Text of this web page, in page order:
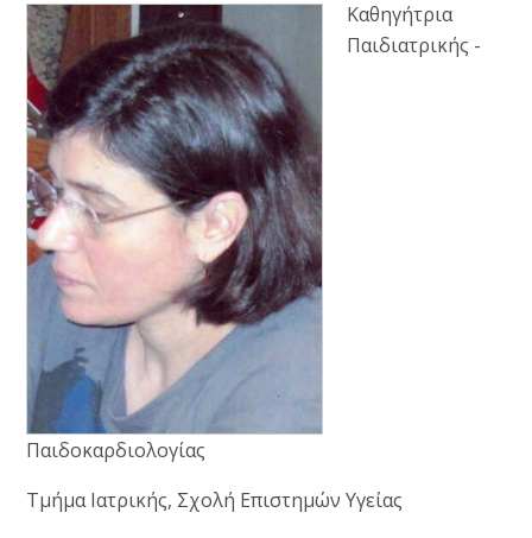
Καθηγήτρια
Παιδιατρικής -
Παιδοκαρδιολογίας
Τμήμα Ιατρικής, Σχολή Επιστημών Υγείας